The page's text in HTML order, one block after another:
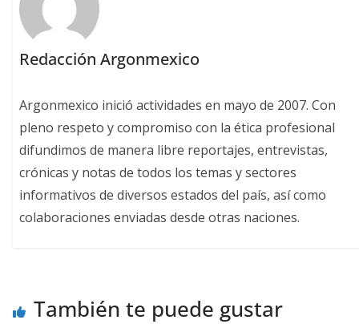
Redacción Argonmexico
Argonmexico inició actividades en mayo de 2007. Con
pleno respeto y compromiso con la ética profesional
difundimos de manera libre reportajes, entrevistas,
crónicas y notas de todos los temas y sectores
informativos de diversos estados del país, así como
colaboraciones enviadas desde otras naciones.
También te puede gustar